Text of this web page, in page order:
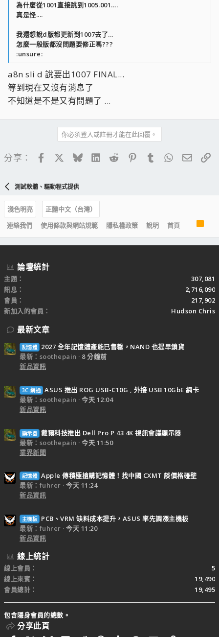
為什麼從1001直接跳到1005.001....
真是怪....
我還想說d版都更新到1007去了...
怎麼一般版都沒問題要修正嗎???
:unsure:
a8n sli d 說要出1007 FINAL...
等到現在又沒有消息了
不知道是不是又有問題了 ...
你必須登入或註冊才能在此回覆。
分享： FacebookBlueskyLinkedIn
Reddit PinterestTumblrWhatsApp
電子
測試軟體、驅動程式提供
淺色明亮
正體中文（台灣）
連絡我們
使用條款與網站規範 隱私權政策 說明 首頁
R
S
S
論壇統計
主題
307,081
訊息
2,716,090
會員
217,902
新加入的會員
Hudson Chris
最新文章
記憶體
2027 全年記憶體產能已售罄，NAND 也提早鎖貨
最新：soothepain
8 分鐘前
新品資訊
3C.網通 ASUS 推出 ROG USB-C10G , 外接 USB 10GbE 網卡
最新：soothepain
今天 12:04
新品資訊
顯示器 戴爾科技推出 Dell Pro P 43 4K 視訊會議顯示器
最新：soothepain
今天 11:50
業界新聞
記憶體 Apple 傳積極搶購記憶體！找中國 CXMT 談價格碰壁
最新：fuhrer
今天 11:24
新品資訊
主機板
PCB、VRM 缺料成本提升，ASUS 率先調漲主機板
最新：fuhrer
今天 11:20
新品資訊
線上統計
線上會員
5
線上來賓
19,490
會員總計
19,495
包含隱身會員的總數。
分享此頁